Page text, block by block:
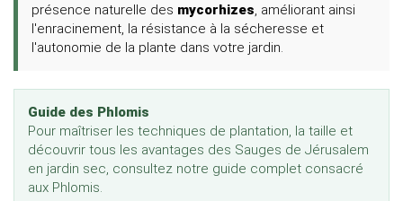
présence naturelle des mycorhizes, améliorant ainsi
l'enracinement, la résistance à la sécheresse et
l'autonomie de la plante dans votre jardin.
Guide des Phlomis
Pour maîtriser les techniques de plantation, la taille et
découvrir tous les avantages des Sauges de Jérusalem
en jardin sec, consultez notre guide complet consacré
aux Phlomis.